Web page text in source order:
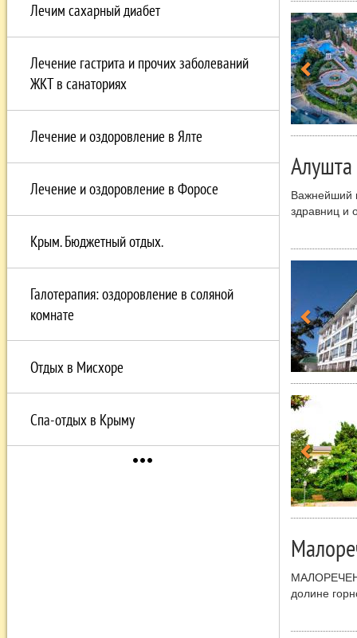
Лечим сахарный диабет
Лечение гастрита и прочих заболеваний
ЖКТ в санаториях
Лечение и оздоровление в Ялте
Лечение и оздоровление в Форосе
Крым. Бюджетный отдых.
Галотерапия: оздоровление в соляной
комнате
Отдых в Мисхоре
Спа-отдых в Крыму
more_horiz
не только
дыхания.
солнечное
Туристов,
Южного
Алушта
Важнейший
здравниц и
долине